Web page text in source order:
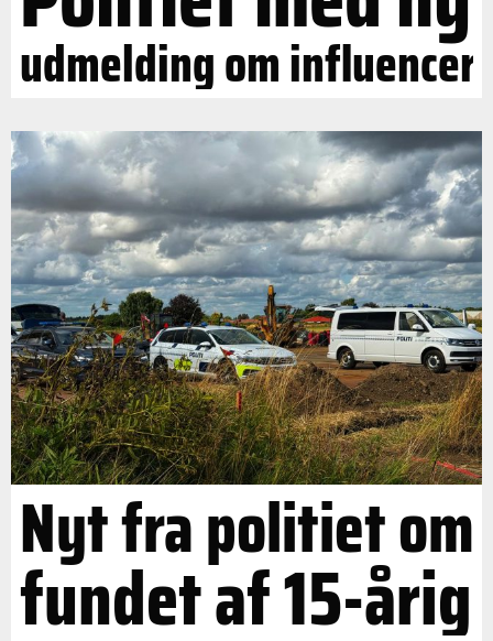
udmelding om influencer
Nyt fra politiet om
fundet af 15-årig